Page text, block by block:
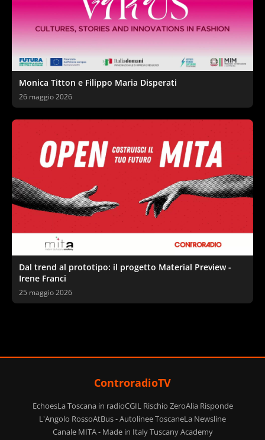
Monica Titton e Filippo Maria Disperati
26 maggio 2026
Dal trend al prototipo: il progetto Material Preview -
Irene Franci
25 maggio 2026
ControradioTV
EchoesLa Toscana in radioCGIL Rischio ZeroAlia Risponde
L'Angolo RossoAtBus - Autolinee ToscaneLa Newsline
Canale MITA - Made in Italy Tuscany Academy